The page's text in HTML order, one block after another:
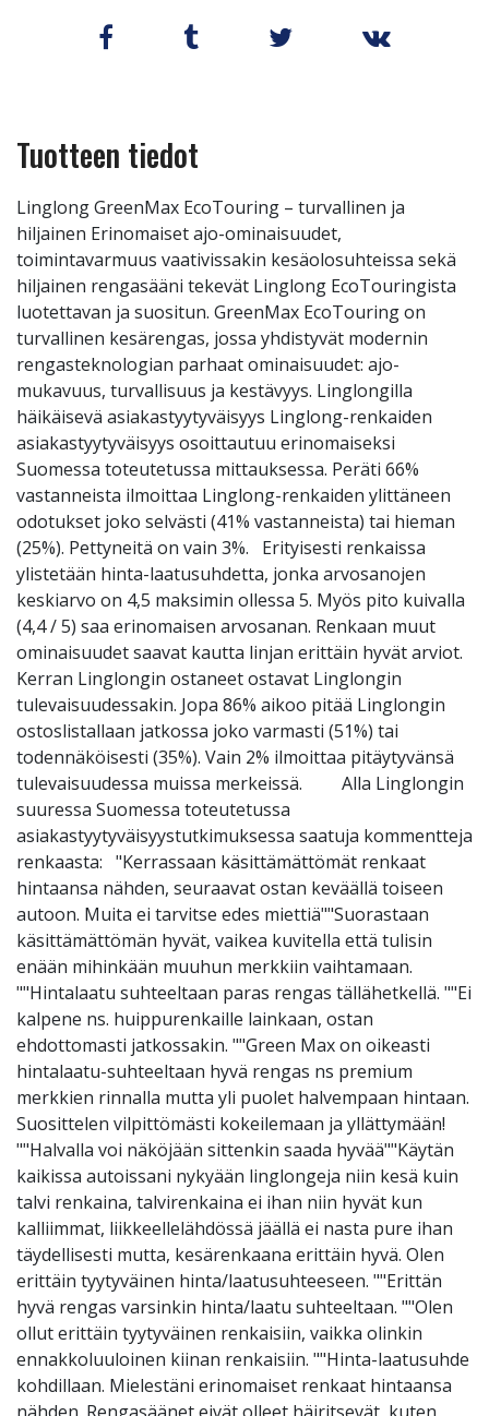
Tuotteen tiedot
Linglong GreenMax EcoTouring – turvallinen ja
hiljainen Erinomaiset ajo-ominaisuudet,
toimintavarmuus vaativissakin kesäolosuhteissa sekä
hiljainen rengasääni tekevät Linglong EcoTouringista
luotettavan ja suositun. GreenMax EcoTouring on
turvallinen kesärengas, jossa yhdistyvät modernin
rengasteknologian parhaat ominaisuudet: ajo-
mukavuus, turvallisuus ja kestävyys. Linglongilla
häikäisevä asiakastyytyväisyys Linglong-renkaiden
asiakastyytyväisyys osoittautuu erinomaiseksi
Suomessa toteutetussa mittauksessa. Peräti 66%
vastanneista ilmoittaa Linglong-renkaiden ylittäneen
odotukset joko selvästi (41% vastanneista) tai hieman
(25%). Pettyneitä on vain 3%. Erityisesti renkaissa
ylistetään hinta-laatusuhdetta, jonka arvosanojen
keskiarvo on 4,5 maksimin ollessa 5. Myös pito kuivalla
(4,4 / 5) saa erinomaisen arvosanan. Renkaan muut
ominaisuudet saavat kautta linjan erittäin hyvät arviot.
Kerran Linglongin ostaneet ostavat Linglongin
tulevaisuudessakin. Jopa 86% aikoo pitää Linglongin
ostoslistallaan jatkossa joko varmasti (51%) tai
todennäköisesti (35%). Vain 2% ilmoittaa pitäytyvänsä
tulevaisuudessa muissa merkeissä. Alla Linglongin
suuressa Suomessa toteutetussa
asiakastyytyväisyystutkimuksessa saatuja kommentteja
renkaasta: "Kerrassaan käsittämättömät renkaat
hintaansa nähden, seuraavat ostan keväällä toiseen
autoon. Muita ei tarvitse edes miettiä""Suorastaan
käsittämättömän hyvät, vaikea kuvitella että tulisin
enään mihinkään muuhun merkkiin vaihtamaan.
""Hintalaatu suhteeltaan paras rengas tällähetkellä. ""Ei
kalpene ns. huippurenkaille lainkaan, ostan
ehdottomasti jatkossakin. ""Green Max on oikeasti
hintalaatu-suhteeltaan hyvä rengas ns premium
merkkien rinnalla mutta yli puolet halvempaan hintaan.
Suosittelen vilpittömästi kokeilemaan ja yllättymään!
""Halvalla voi näköjään sittenkin saada hyvää""Käytän
kaikissa autoissani nykyään linglongeja niin kesä kuin
talvi renkaina, talvirenkaina ei ihan niin hyvät kun
kalliimmat, liikkeellelähdössä jäällä ei nasta pure ihan
täydellisesti mutta, kesärenkaana erittäin hyvä. Olen
erittäin tyytyväinen hinta/laatusuhteeseen. ""Erittän
hyvä rengas varsinkin hinta/laatu suhteeltaan. ""Olen
ollut erittäin tyytyväinen renkaisiin, vaikka olinkin
ennakkoluuloinen kiinan renkaisiin. ""Hinta-laatusuhde
kohdillaan. Mielestäni erinomaiset renkaat hintaansa